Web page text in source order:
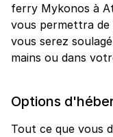
ferry Mykonos à
vous permettra
vous serez
mains ou dans
Options
Tout ce que vous